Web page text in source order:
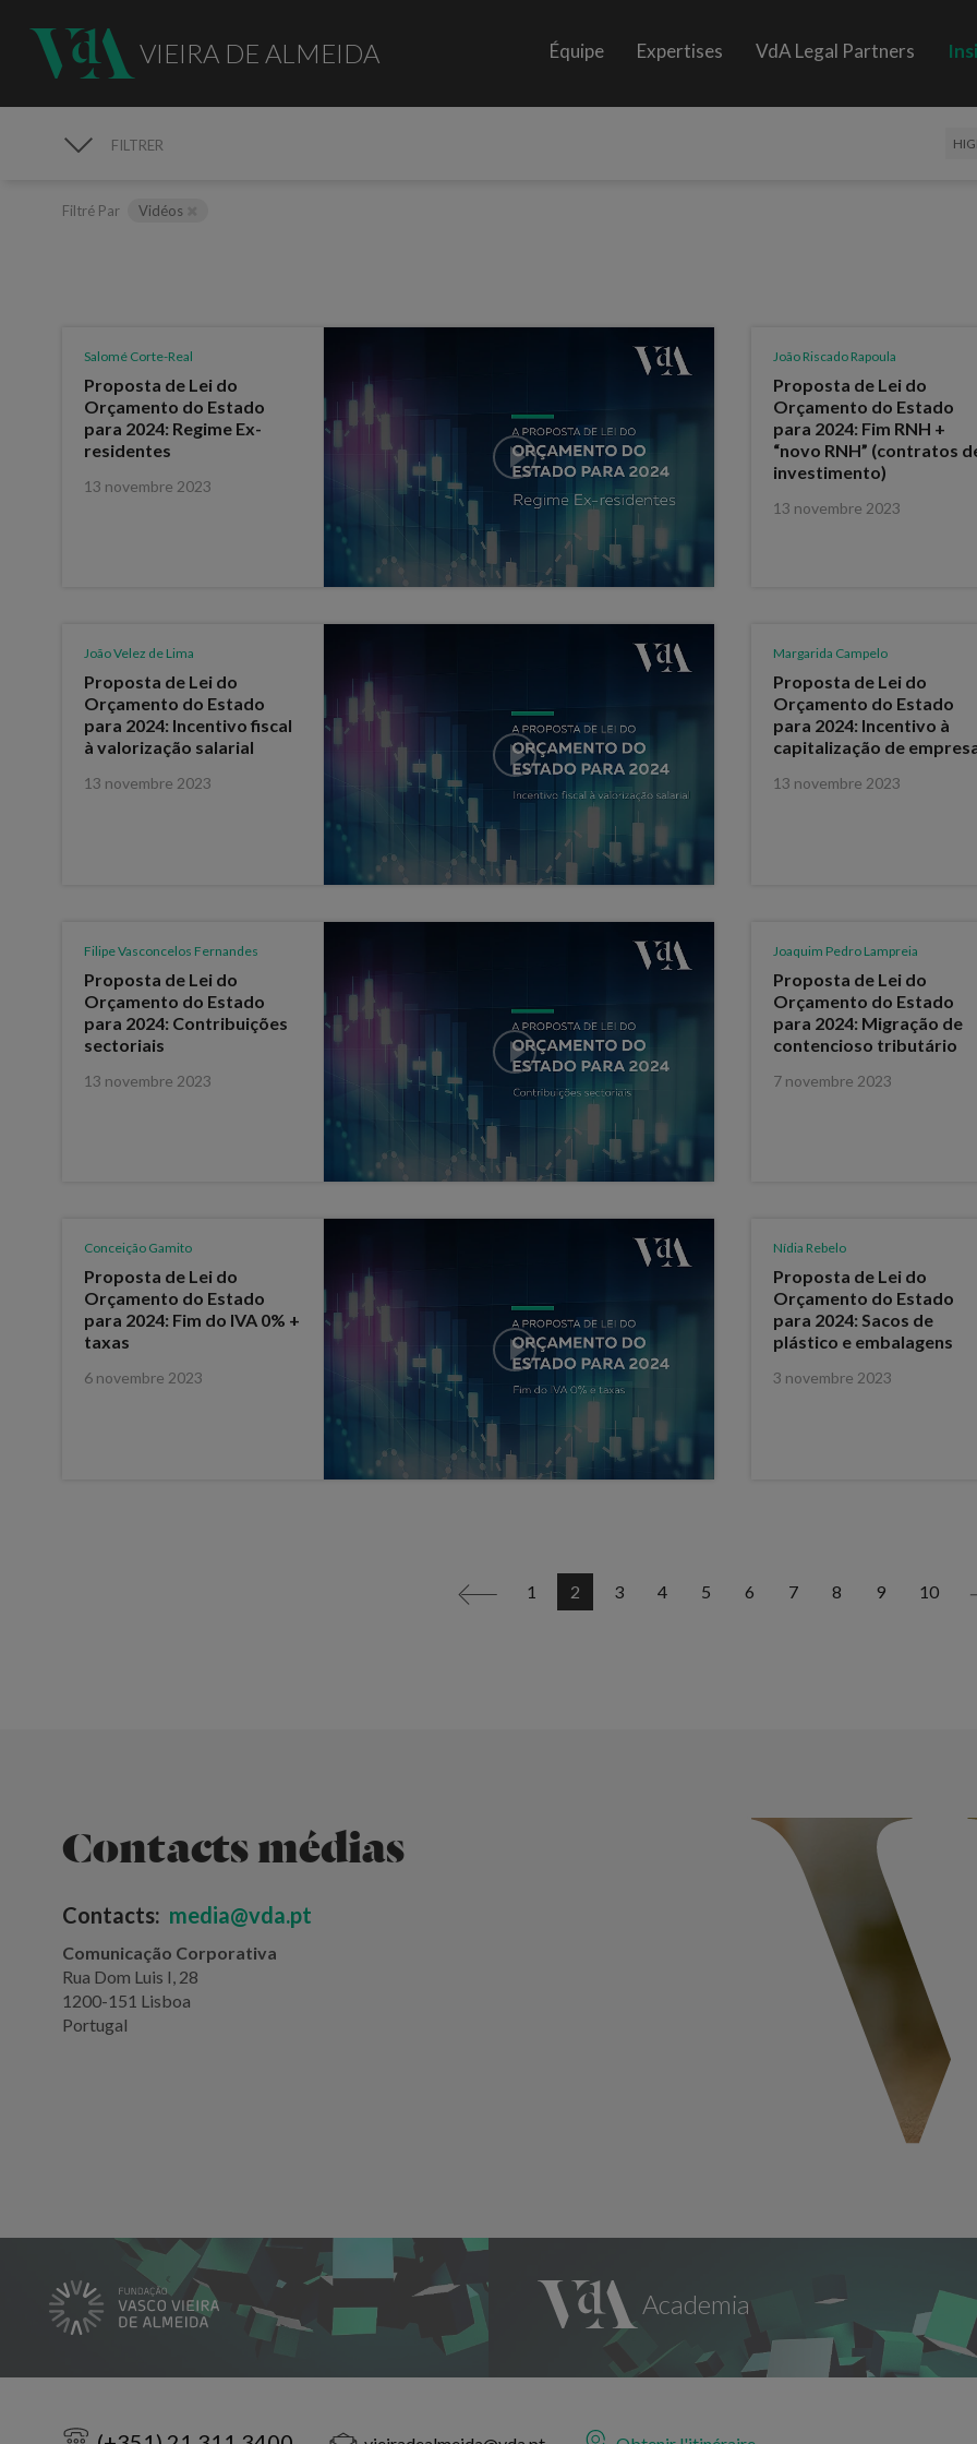
VIEIRA DE ALMEIDA Équipe Expertises VdA Legal Partners
FILTRER
Filtré Par Vidéos
Salomé Corte-Real
Proposta de Lei do
Orçamento do Estado
para 2024: Regime Ex-
residentes
13 novembre 2023
João Riscado Rapoula
Proposta de Lei do
Orçamento do Estado
para 2024: Fim RNH +
“novo RNH” (contratos
investimento)
13 novembre 2023
João Velez de Lima
Proposta de Lei do
Orçamento do Estado
para 2024: Incentivo fiscal
à valorização salarial
13 novembre 2023
Margarida Campelo
Proposta de Lei do
Orçamento do Estado
para 2024: Incentivo à
capitalização de
13 novembre 2023
Filipe Vasconcelos Fernandes
Proposta de Lei do
Orçamento do Estado
para 2024: Contribuições
sectoriais
13 novembre 2023
Joaquim Pedro Lampreia
Proposta de Lei do
Orçamento do Estado
para 2024: Migração de
contencioso tributário
7 novembre 2023
Conceição Gamito
Proposta de Lei do
Orçamento do Estado
para 2024: Fim do IVA 0% +
taxas
6 novembre 2023
Nídia Rebelo
Proposta de Lei do
Orçamento do Estado
para 2024: Sacos de
plástico e embalagens
3 novembre 2023
< 1 2 3 4 5 6 7 8 9 10
Contacts médias
Contacts: media@vda.pt
Comunicação Corporativa
Rua Dom Luis I, 28
1200-151 Lisboa
Portugal